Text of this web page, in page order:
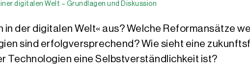
digitalen Welt – Grundlagen und Diskussion
in der digitalen Welt« aus? Welche Reformansätze
sind erfolgversprechend? Wie sieht eine
Technologien eine Selbstverständlichkeit ist?